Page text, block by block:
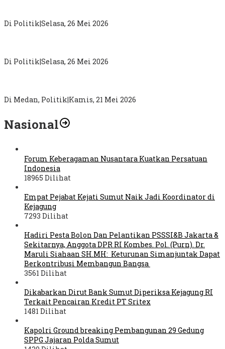
Di Politik|Selasa, 26 Mei 2026
Di Politik|Selasa, 26 Mei 2026
Di Medan, Politik|Kamis, 21 Mei 2026
Nasional
Forum Keberagaman Nusantara Kuatkan Persatuan
Indonesia
18965 Dilihat
Empat Pejabat Kejati Sumut Naik Jadi Koordinator di
Kejagung
7293 Dilihat
Hadiri Pesta Bolon Dan Pelantikan PSSSI&B Jakarta &
Sekitarnya, Anggota DPR RI Kombes. Pol. (Purn). Dr.
Maruli Siahaan SH.MH: Keturunan Simanjuntak Dapat
Berkontribusi Membangun Bangsa
3561 Dilihat
Dikabarkan Dirut Bank Sumut Diperiksa Kejagung RI
Terkait Pencairan Kredit PT Sritex
1481 Dilihat
Kapolri Ground breaking Pembangunan 29 Gedung
SPPG Jajaran Polda Sumut